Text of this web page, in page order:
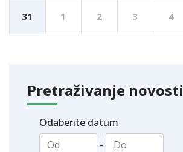
31 1 2 3 4
Pretraživanje novosti
Odaberite datum
-